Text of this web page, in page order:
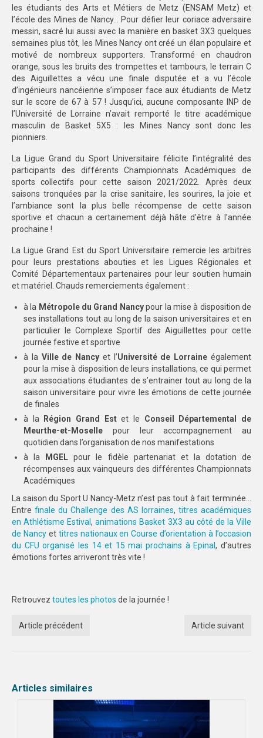
les étudiants des Arts et Métiers de Metz (ENSAM Metz) et
l’école des Mines de Nancy… Pour défier leur coriace adversaire
messin, sacré lui aussi avec la manière en basket 3X3 quelques
semaines plus tôt, les Mines Nancy ont créé un élan populaire et
motivé de nombreux supporters. Transformé en chaudron
orange, sous les bruits des trompettes et tambours, le terrain C
des Aiguillettes a vécu une finale disputée et a vu l’école
d’ingénieurs nancéienne s’imposer face aux étudiants de Metz
sur le score de 67 à 57 ! Jusqu’ici, aucune composante INP de
l’Université de Lorraine n’avait remporté le titre académique
masculin de Basket 5X5 : les Mines Nancy sont donc les
pionniers.
La Ligue Grand du Sport Universitaire félicite l’intégralité des
participants des différents Championnats Académiques de
sports collectifs pour cette saison 2021/2022. Après deux
saisons tronquées par la crise sanitaire, les sourires, la joie et
l’ambiance sont la plus belle récompense de cette saison
sportive et chacun a certainement déjà hâte d’être à l’année
prochaine !
La Ligue Grand Est du Sport Universitaire remercie les arbitres
pour leurs prestations abouties et les Ligues Régionales et
Comité Départementaux partenaires pour leur soutien humain
et matériel. Chauds remerciements également :
à la Métropole du Grand Nancypour la mise à disposition de
ses installations tout au long de la saison universitaires et en
particulier le Complexe Sportif des Aiguillettes pour cette
journée festive et sportive
à la Ville de Nancy et l’Université de Lorraine également
pour la mise à disposition de leurs installations, ce qui permet
aux associations étudiantes de s’entrainer tout au long de la
saison universitaire pour vivre les émotions de cette journée
de finales
à la
Région Grand Estet le Conseil Départemental de
Meurthe-et-Moselle pour leur accompagnement au
quotidien dans l’organisation de nos manifestations
à la
MGEL pour le fidèle partenariat et la dotation de
récompenses aux vainqueurs des différentes Championnats
Académiques
La saison du Sport U Nancy-Metz n’est pas tout à fait terminée…
Entrefinale du Challenge des AS lorraines, titres académiques
en Athlétisme Estival,animations Basket 3X3 au côté de la Ville
de Nancyet titres nationaux en Course d’orientation à l’occasion
du CFU organisé les 14 et 15 mai prochains à Epinal, d’autres
émotions fortes arriveront très vite !
Retrouvez toutes les photos de la journée !
Article précédent Article suivant
Articles similaires